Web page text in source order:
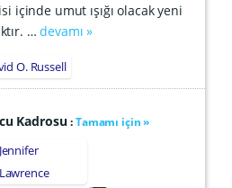
içinde umut ışığı olacak yeni
…devamı »
O. Russell
Kadrosu:Tamamı için »
Jennifer
Lawrence